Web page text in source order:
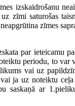
izskaidrošanu
zīmi saturošas
zīmes
par ieteicamu
periodu, to var
vai uz
ja uz noteiktu
saskaņā ar